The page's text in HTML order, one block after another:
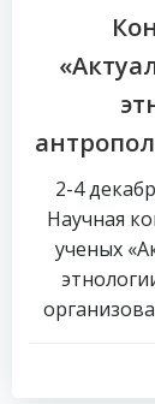
2-4
Научная
ученых